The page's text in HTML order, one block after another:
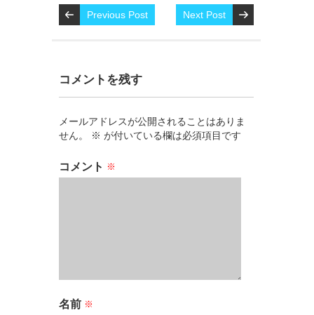
Previous Post Next Post
コメントを残す
メールアドレスが公開されることはありま
せん。
※ が付いている欄は必須項目です
コメント ※
名前 ※